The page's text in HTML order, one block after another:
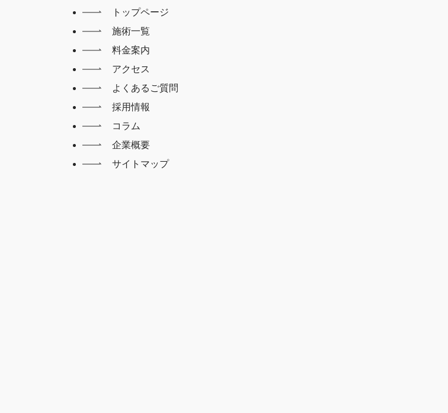
トップページ
施術一覧
料金案内
アクセス
よくあるご質問
採用情報
コラム
企業概要
サイトマップ